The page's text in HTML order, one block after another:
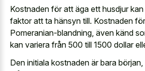
Kostnaden för att äga ett husdjur
faktor att ta hänsyn till. Kostnaden
Pomeranian-blandning, även känd
kan variera från 500 till 1500 dollar
Den initiala kostnaden är bara